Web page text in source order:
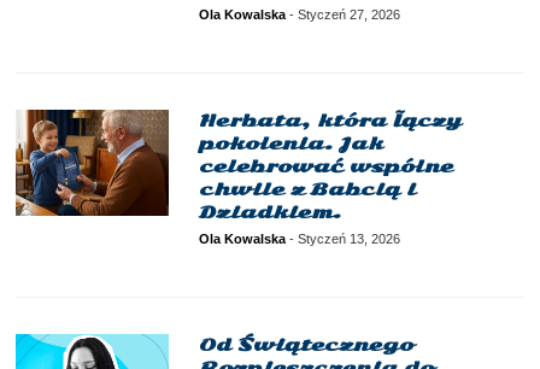
Ola Kowalska - Styczeń 27, 2026
Herbata, która łączy
pokolenia. Jak
celebrować wspólne
chwile z Babcią i
Dziadkiem.
Ola Kowalska - Styczeń 13, 2026
Od Świątecznego